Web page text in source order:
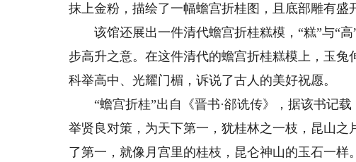
抹上金粉，描绘了一幅蟾宫折桂图，且底部雕有盛
该馆还展出一件清代蟾宫折桂糕模，“糕”与“高
步高升之意。在这件清代的蟾宫折桂糕模上，玉
科举高中、光耀门楣，诉说了古人的美好祝愿。
“蟾宫折桂”出自《晋书·郤诜传》，据该书记载
举贤良对策，为天下第一，犹桂林之一枝，昆山
了第一，就像月宫里的桂枝，昆仑神山的玉石一